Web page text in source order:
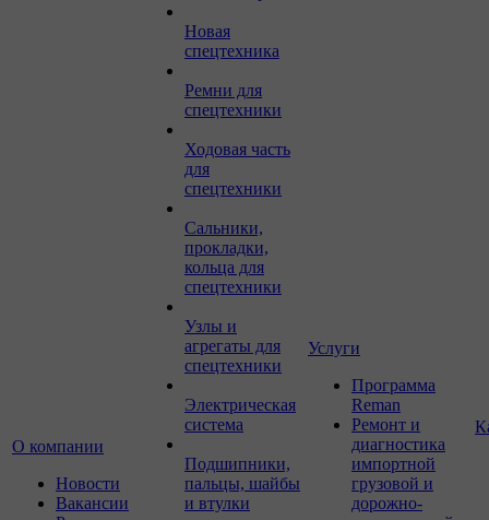
О компании
Новости
Вакансии
Новая
спецтехника
Ремни для
спецтехники
Ходовая часть
для
спецтехники
Сальники,
прокладки,
кольца для
спецтехники
Узлы и
агрегаты для
спецтехники
Электрическая
система
Подшипники,
пальцы, шайбы
и втулки
Услуги
Программа
Reman
Ремонт и
диагностика
импортной
грузовой и
дорожно-